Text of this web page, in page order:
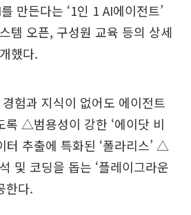
만든다는 ‘1인 1 AI에이전트’
템 오픈, 구성원 교육 등의 상세
했다.
험과 지식이 없어도 에이전트
록 △범용성이 강한 ‘에이닷 비
추출에 특화된 ‘폴라리스’ △
및 코딩을 돕는 ‘플레이그라운
한다.